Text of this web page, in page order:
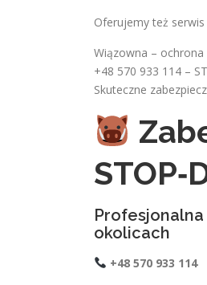
Oferujemy też
Wiązowna –
+48 570 933 114 –
Skuteczne
okolicach
+48 570 933 114